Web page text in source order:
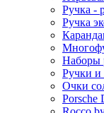
Ручка -
Ручка
Наборы
Ручки и
Очки
Porsche